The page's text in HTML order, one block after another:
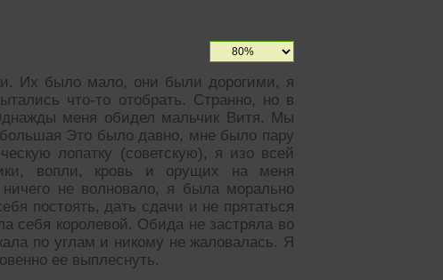
Их было мало, они были дорогими, я
что-то отобрать. Странно, но в
меня обидел мальчик Витя. Мы
Это было давно, мне было пару
лопатку (советскую), я изо всей
вопли, кровь и орущих на меня
не волновало, я была морально
постоять, дать сдачи и не прятаться
себя королевой. Обида не застряла во
по углам и никому не жаловалась. Я
ее выплеснуть.